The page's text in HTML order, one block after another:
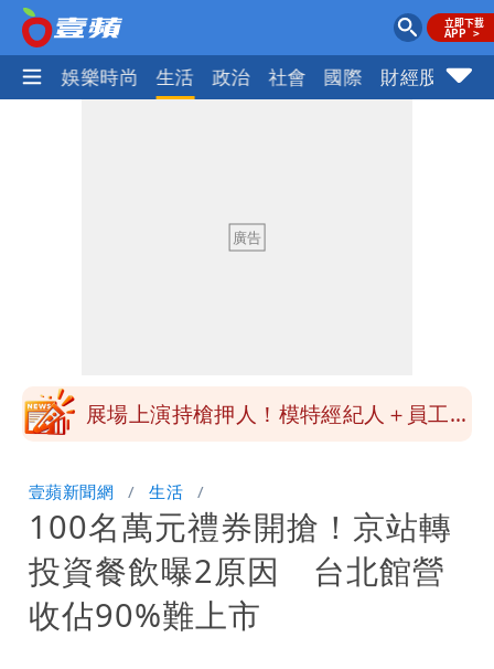
熱門 娛樂時尚 生活 政治 社會 國際 財經股市
颱風白海豚攪局！淡水漁人碼頭煙火秀延
因！2材質夏天別穿
展場上演持槍押人！模特經紀人＋員工遭
全取消
颱風白海豚攪局！淡水漁人碼頭煙火秀延
期 要改到8/30壓軸登場
壹蘋新聞網 生活
100名萬元禮券開搶！京站轉
投資餐飲曝2原因 台北館營
收佔90%難上市